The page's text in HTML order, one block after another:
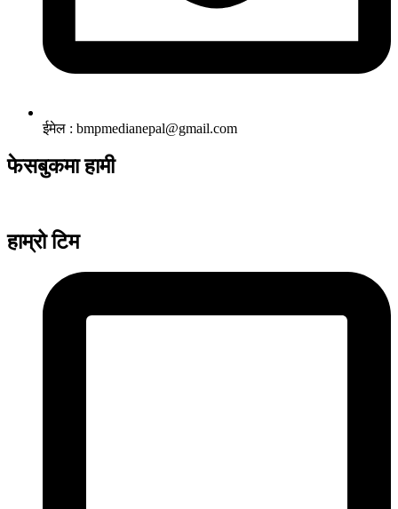
ईमेल : bmpmedianepal@gmail.com
फेसबुकमा हामी
हाम्रो टिम